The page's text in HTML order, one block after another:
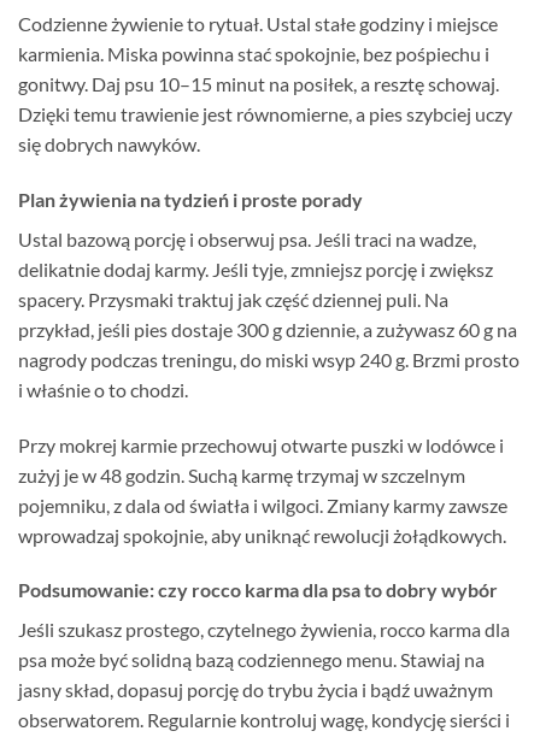
Codzienne żywienie to rytuał. Ustal stałe godziny i miejsce
karmienia. Miska powinna stać spokojnie, bez pośpiechu i
gonitwy. Daj psu 10–15 minut na posiłek, a resztę schowaj.
Dzięki temu trawienie jest równomierne, a pies szybciej uczy
się dobrych nawyków.
Plan żywienia na tydzień i proste porady
Ustal bazową porcję i obserwuj psa. Jeśli traci na wadze,
delikatnie dodaj karmy. Jeśli tyje, zmniejsz porcję i zwiększ
spacery. Przysmaki traktuj jak część dziennej puli. Na
przykład, jeśli pies dostaje 300 g dziennie, a zużywasz 60 g na
nagrody podczas treningu, do miski wsyp 240 g. Brzmi prosto
i właśnie o to chodzi.
Przy mokrej karmie przechowuj otwarte puszki w lodówce i
zużyj je w 48 godzin. Suchą karmę trzymaj w szczelnym
pojemniku, z dala od światła i wilgoci. Zmiany karmy zawsze
wprowadzaj spokojnie, aby uniknąć rewolucji żołądkowych.
Podsumowanie: czy rocco karma dla psa to dobry wybór
Jeśli szukasz prostego, czytelnego żywienia, rocco karma dla
psa może być solidną bazą codziennego menu. Stawiaj na
jasny skład, dopasuj porcję do trybu życia i bądź uważnym
obserwatorem. Regularnie kontroluj wagę, kondycję sierści i